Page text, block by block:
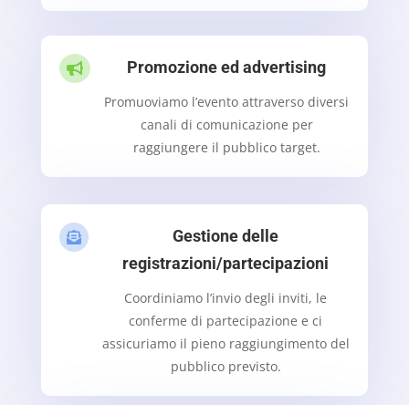
 Promozione ed advertising
Promuoviamo l’evento attraverso diversi
canali di comunicazione per
raggiungere il pubblico target.

Gestione delle
registrazioni/partecipazioni
Coordiniamo l’invio degli inviti, le
conferme di partecipazione e ci
assicuriamo il pieno raggiungimento del
pubblico previsto.